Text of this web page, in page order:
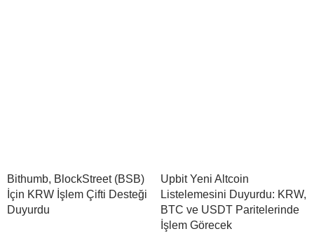
Bithumb, BlockStreet (BSB)
İçin KRW İşlem Çifti Desteği
Duyurdu
Upbit Yeni Altcoin
Listelemesini Duyurdu: KRW,
BTC ve USDT Paritelerinde
İşlem Görecek